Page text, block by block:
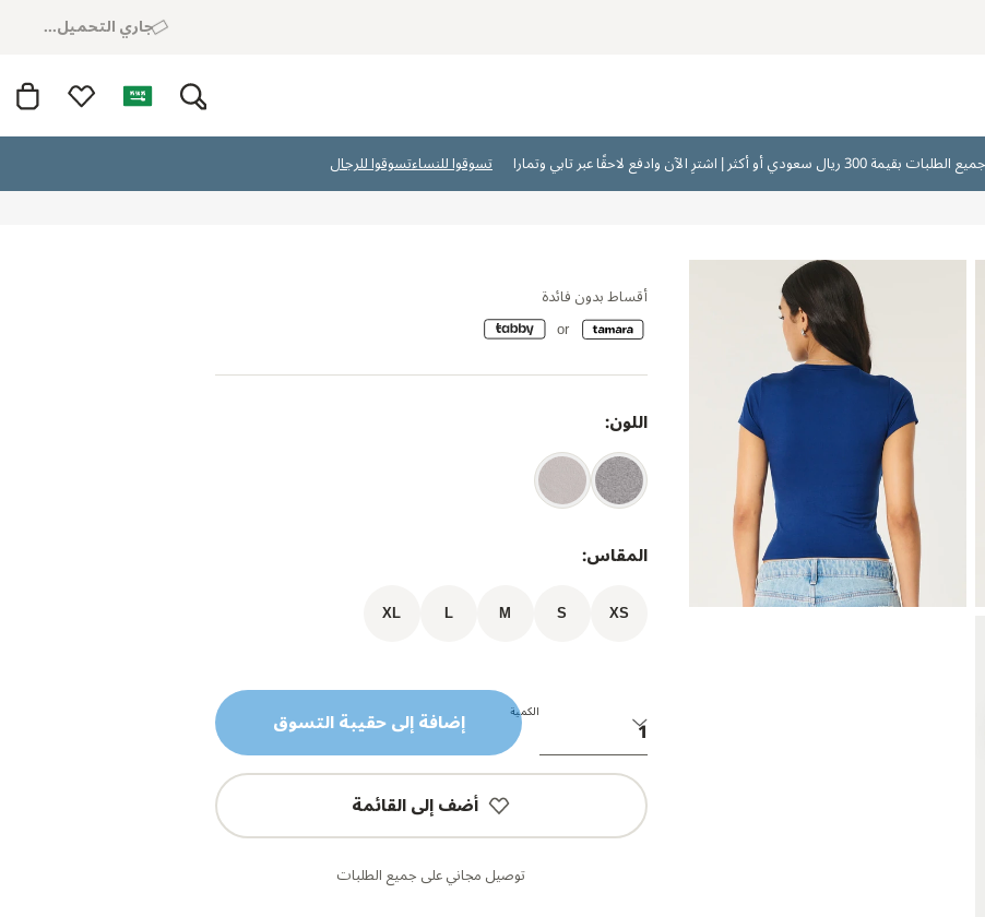
جاري التحميل...
تسوقوا للنساءتسوقوا للرجال
أقساط بدون فائدة
اللون:
المقاس:
XS
S
M
L
XL
الكمية إضافة إلى حقيبة التسوق
أضف إلى القائمة
توصيل مجاني على جميع الطلبات